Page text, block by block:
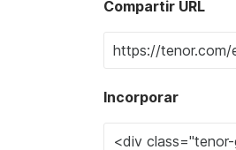
Compartir URL
Incorporar